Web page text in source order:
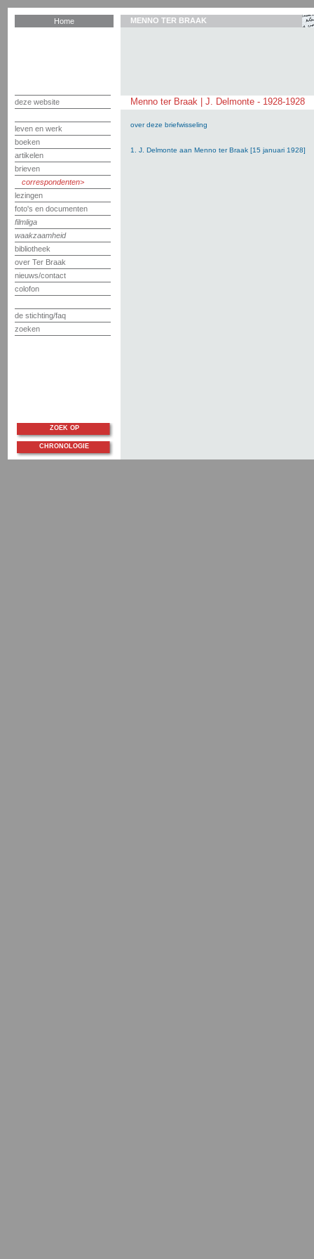
Home
deze website
leven en werk
boeken
artikelen
brieven
correspondenten
lezingen
foto's en documenten
filmliga
waakzaamheid
bibliotheek
over Ter Braak
nieuws/contact
colofon
de stichting/faq
zoeken
MENNO TER BRAAK
Menno ter Braak | J. Delmonte - 1928-1928
over deze briefwisseling
1. J. Delmonte aan Menno ter Braak [15 januari 1928]
ZOEK OP
CHRONOLOGIE